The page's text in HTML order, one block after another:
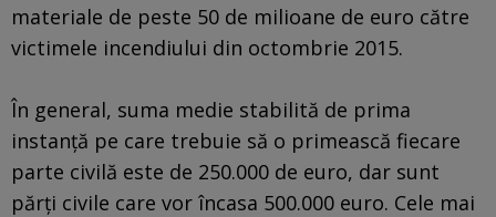
materiale de peste 50 de milioane de euro către
victimele incendiului din octombrie 2015.
În general, suma medie stabilită de prima
instanţă pe care trebuie să o primească fiecare
parte civilă este de 250.000 de euro, dar sunt
părţi civile care vor încasa 500.000 euro. Cele mai